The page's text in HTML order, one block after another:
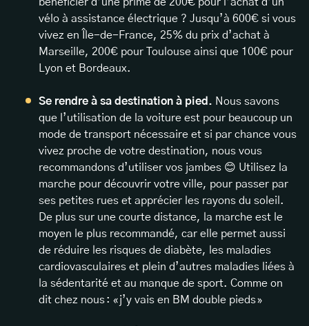
vélo à assistance électrique ? Jusqu’à 600€ si vous
vivez en Île-de-France, 25% du prix d’achat à
Marseille, 200€ pour Toulouse ainsi que 100€ pour
Lyon et Bordeaux.
Se rendre à sa destination à pied. Nous savons
que l’utilisation de la voiture est pour beaucoup un
mode de transport nécessaire et si par chance vous
vivez proche de votre destination, nous vous
recommandons d’utiliser vos jambes 😊 Utilisez la
marche pour découvrir votre ville, pour passer par
ses petites rues et apprécier les rayons du soleil.
De plus sur une courte distance, la marche est le
moyen le plus recommandé, car elle permet aussi
de réduire les risques de diabète, les maladies
cardiovasculaires et plein d’autres maladies liées à
la sédentarité et au manque de sport. Comme on
dit chez nous : « j’y vais en BM double pieds »